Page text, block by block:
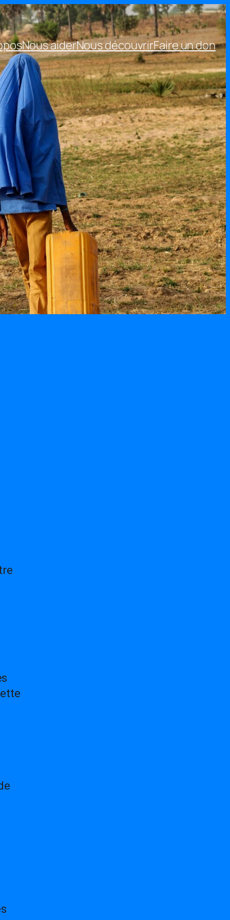
Nous aiderNous découvrirFaire un don